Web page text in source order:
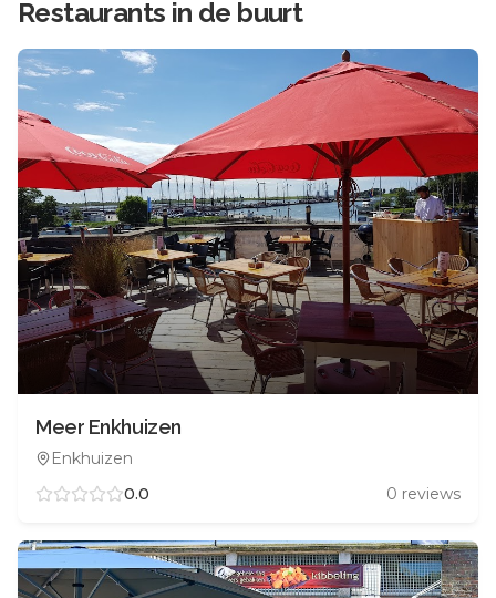
Restaurants in de buurt
Meer Enkhuizen
Enkhuizen
0.0
0 reviews